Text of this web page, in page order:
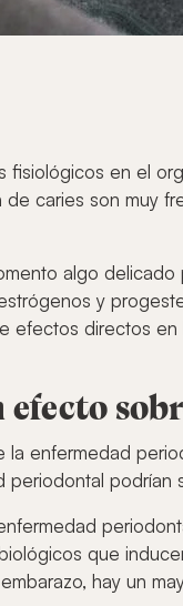
en el
caries son muy
algo
y
efectos directos
enfermedad
que
hay un